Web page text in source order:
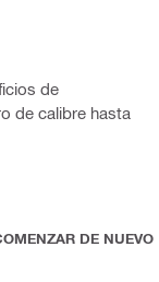
de
de calibre hasta
DE NUEVO